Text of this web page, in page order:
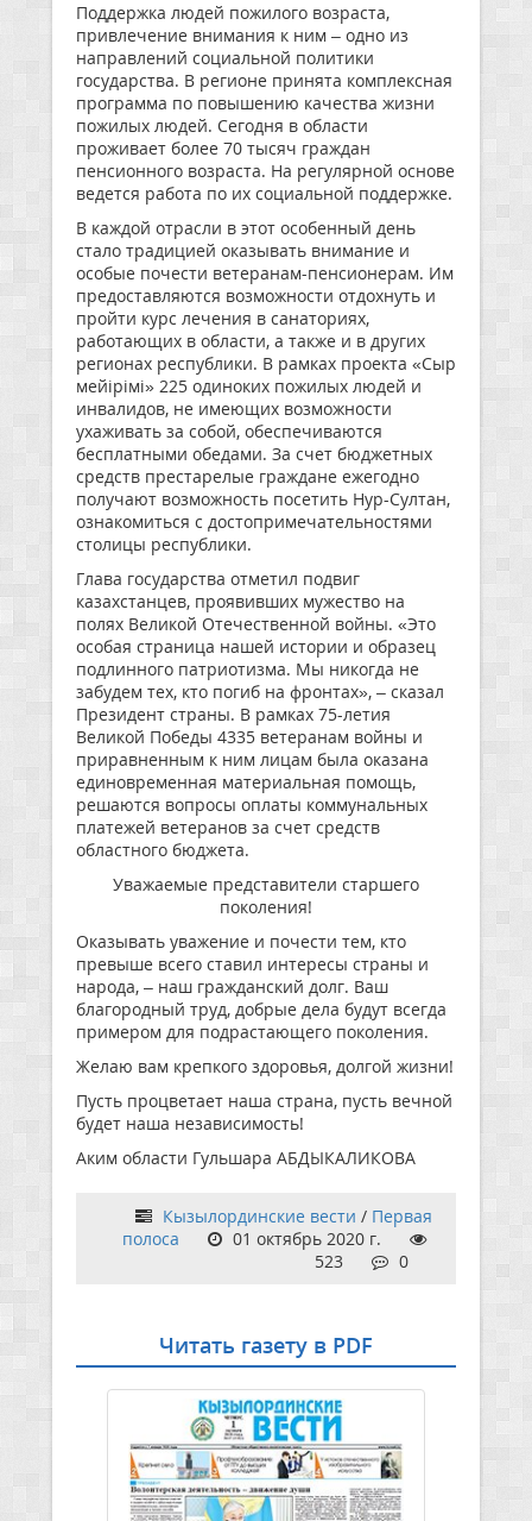
Поддержка людей пожилого возраста,
привлечение внимания к ним – одно из
направлений социальной политики
государства. В регионе принята комплексная
программа по повышению качества жизни
пожилых людей. Сегодня в области
проживает более 70 тысяч граждан
пенсионного возраста. На регулярной основе
ведется работа по их социальной поддержке.
В каждой отрасли в этот особенный день
стало традицией оказывать внимание и
особые почести ветеранам-пенсионерам. Им
предоставляются возможности отдохнуть и
пройти курс лечения в санаториях,
работающих в области, а также и в других
регионах республики. В рамках проекта «Сыр
мейірімі» 225 одиноких пожилых людей и
инвалидов, не имеющих возможности
ухаживать за собой, обеспечиваются
бесплатными обедами. За счет бюджетных
средств престарелые граждане ежегодно
получают возможность посетить Нур-Султан,
ознакомиться с достопримечательностями
столицы республики.
Глава государства отметил подвиг
казахстанцев, проявивших мужество на
полях Великой Отечественной войны. «Это
особая страница нашей истории и образец
подлинного патриотизма. Мы никогда не
забудем тех, кто погиб на фронтах», – сказал
Президент страны. В рамках 75-летия
Великой Победы 4335 ветеранам войны и
приравненным к ним лицам была оказана
единовременная материальная помощь,
решаются вопросы оплаты коммунальных
платежей ветеранов за счет средств
областного бюджета.
Уважаемые представители старшего
поколения!
Оказывать уважение и почести тем, кто
превыше всего ставил интересы страны и
народа, – наш гражданский долг. Ваш
благородный труд, добрые дела будут всегда
примером для подрастающего поколения.
Желаю вам крепкого здоровья, долгой жизни!
Пусть процветает наша страна, пусть вечной
будет наша независимость!
Аким области Гульшара АБДЫКАЛИКОВА
Кызылординские вести / Первая
полоса
01 октябрь 2020 г.
523
0
Читать газету в PDF